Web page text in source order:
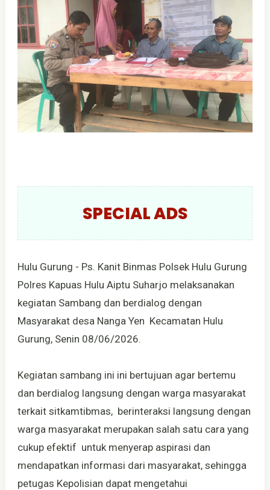
SPECIAL ADS
Hulu Gurung - Ps. Kanit Binmas Polsek Hulu Gurung
Polres Kapuas Hulu Aiptu Suharjo melaksanakan
kegiatan Sambang dan berdialog dengan
Masyarakat desa Nanga Yen Kecamatan Hulu
Gurung, Senin 08/06/2026.
Kegiatan sambang ini ini bertujuan agar bertemu
dan berdialog langsung dengan warga masyarakat
terkait sitkamtibmas, berinteraksi langsung dengan
warga masyarakat merupakan salah satu cara yang
cukup efektif untuk menyerap aspirasi dan
mendapatkan informasi dari masyarakat, sehingga
petugas Kepolisian dapat mengetahui